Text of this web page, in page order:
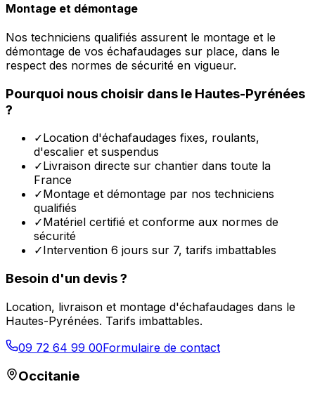
Montage et démontage
Nos techniciens qualifiés assurent le montage et le
démontage de vos échafaudages sur place, dans le
respect des normes de sécurité en vigueur.
Pourquoi nous choisir dans le Hautes-Pyrénées
?
✓Location d'échafaudages fixes, roulants,
d'escalier et suspendus
✓Livraison directe sur chantier dans toute la
France
✓Montage et démontage par nos techniciens
qualifiés
✓Matériel certifié et conforme aux normes de
sécurité
✓Intervention 6 jours sur 7, tarifs imbattables
Besoin d'un devis ?
Location, livraison et montage d'échafaudages dans le
Hautes-Pyrénées. Tarifs imbattables.
09 72 64 99 00Formulaire de contact
Occitanie